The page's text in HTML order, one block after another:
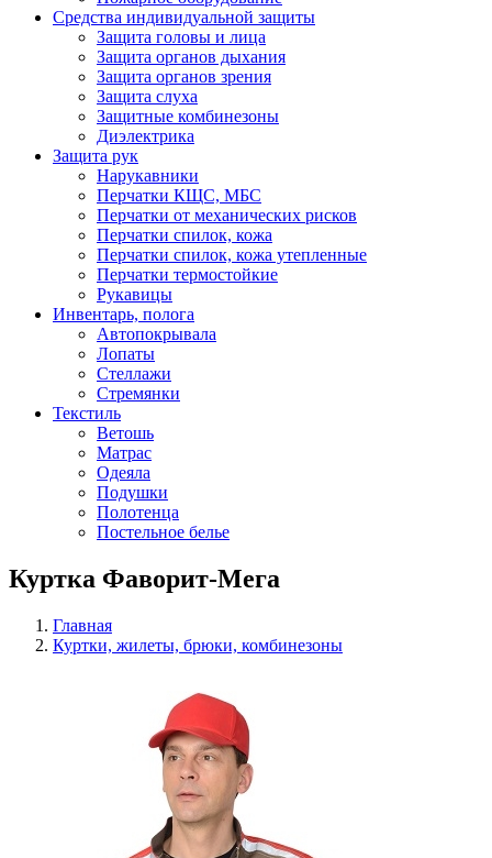
Средства индивидуальной защиты
Защита головы и лица
Защита органов дыхания
Защита органов зрения
Защита слуха
Защитные комбинезоны
Диэлектрика
Защита рук
Нарукавники
Перчатки КЩС, МБС
Перчатки от механических рисков
Перчатки спилок, кожа
Перчатки спилок, кожа утепленные
Перчатки термостойкие
Рукавицы
Инвентарь, полога
Автопокрывала
Лопаты
Стеллажи
Стремянки
Текстиль
Ветошь
Матрас
Одеяла
Подушки
Полотенца
Постельное белье
Куртка Фаворит-Мега
Главная
Куртки, жилеты, брюки, комбинезоны